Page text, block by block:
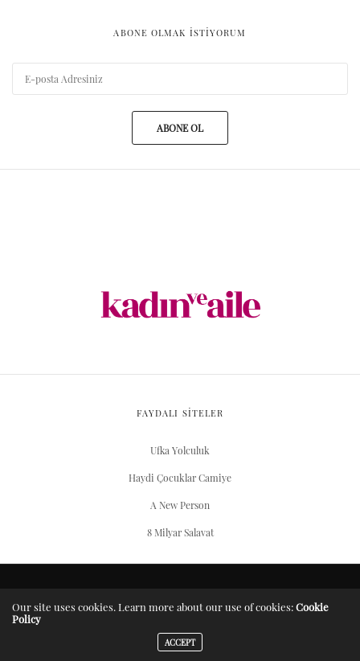
ABONE OLMAK ISTIYORUM
ABONE OL
FAYDALI SİTELER
Ufka Yolculuk
Haydi Çocuklar Camiye
A New Person
8 Milyar Salavat
Our site uses cookies. Learn more about our use of cookies:Cookie
Policy
ACCEPT